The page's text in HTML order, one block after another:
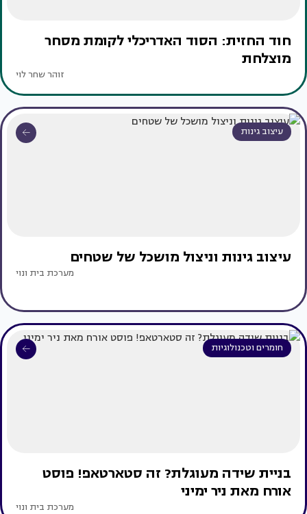
חוד החזית: הסוד האדריכלי לקומת מסחר
מוצלחת
זוהר שחר לוי
עיצוב גינות
עיצוב גינות וניצול מושכל של שטחים
מערכת בית ונוי
חומרים וטכנולוגיות
בניית שידה מעוגלת? זה סטארטאפ! פוסט
אורח מאת ניר ימיני
מערכת בית ונוי